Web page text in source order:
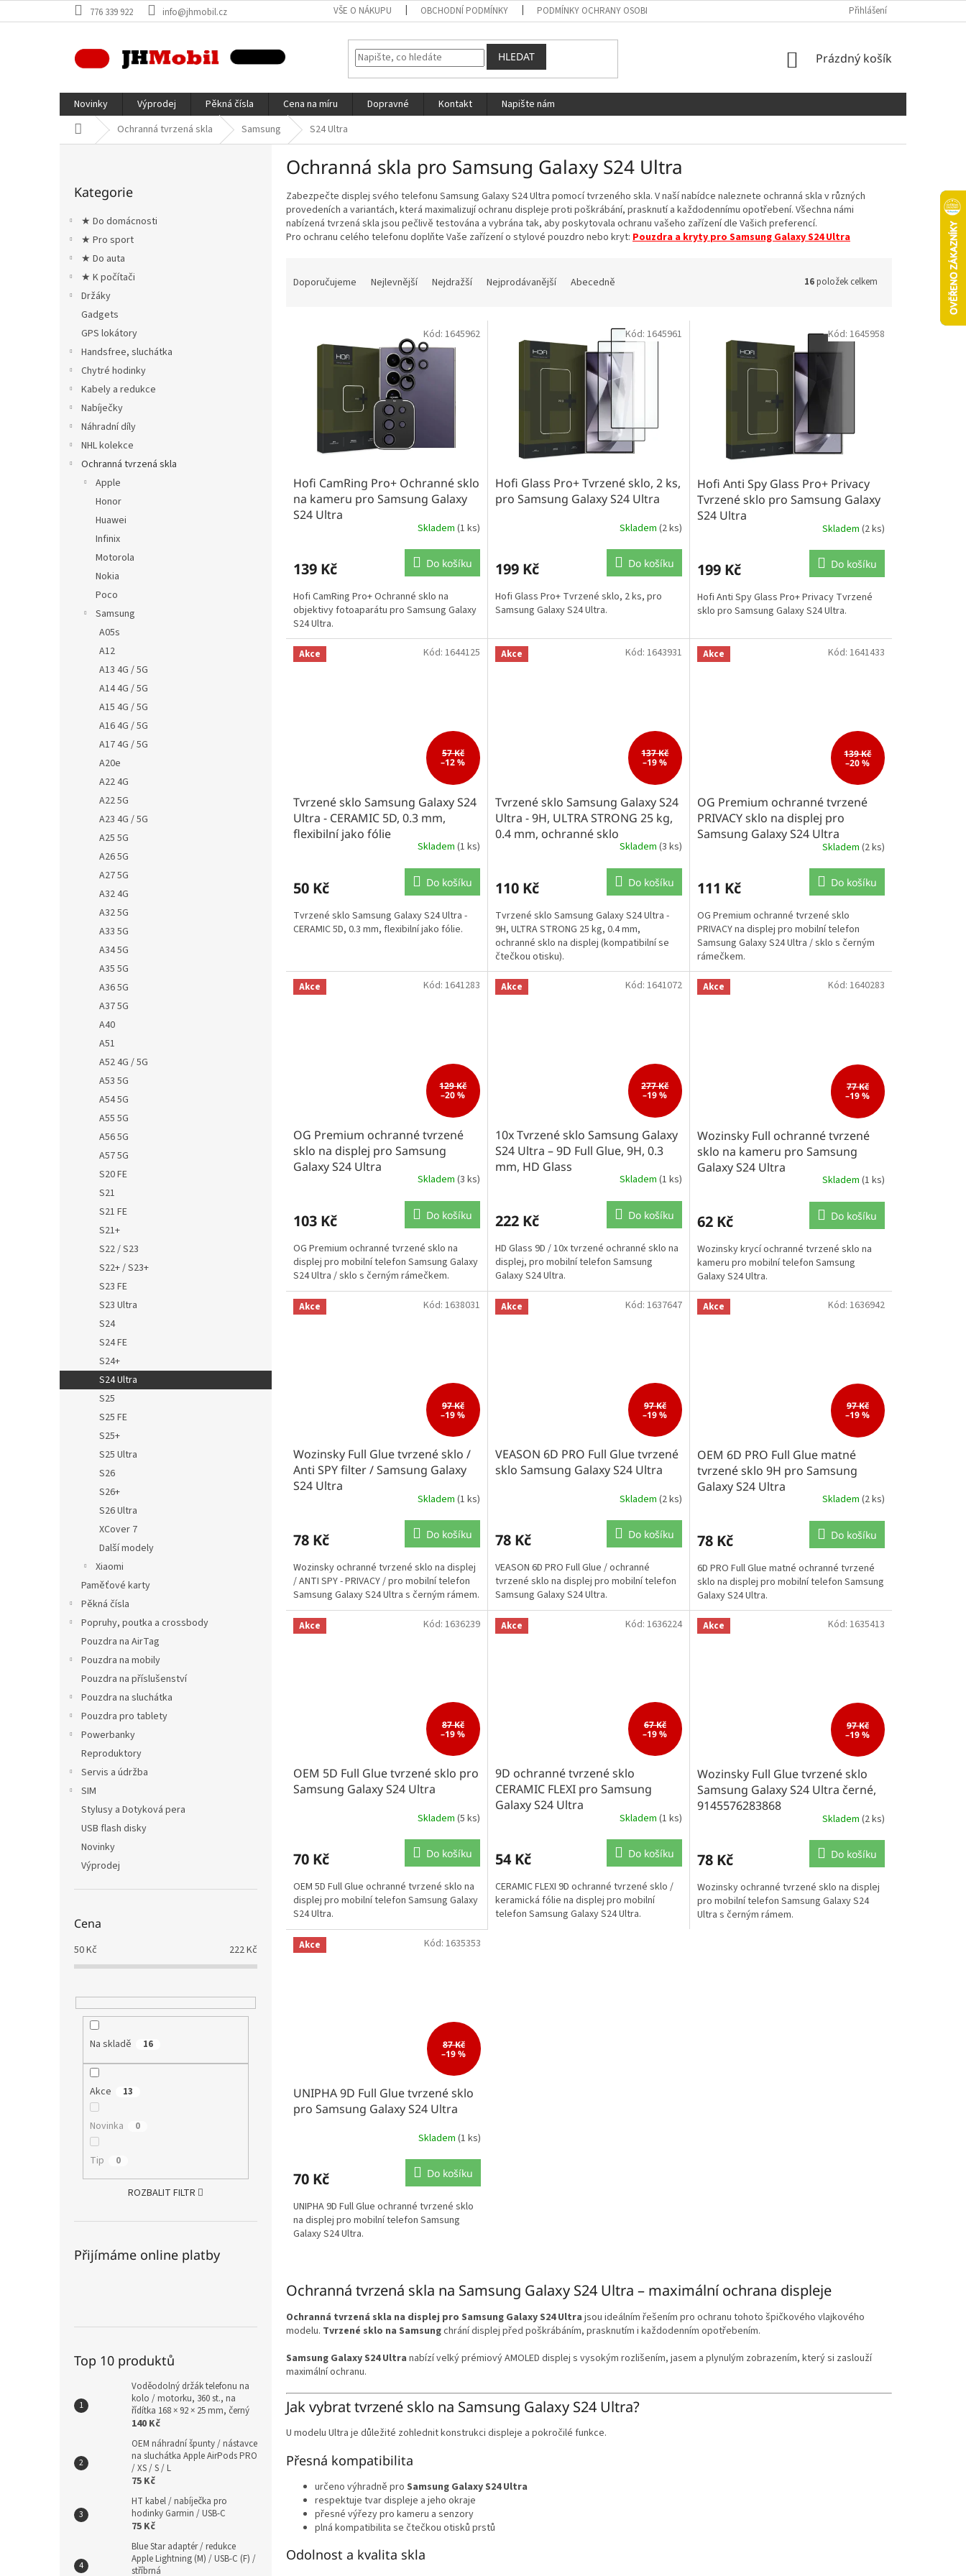
na
776 339 922 info@jhmobil.cz VŠE O NÁKUPU OBCHODNÍ PODMÍNKY PODMÍNKY OCHRANY OSOBNÍCH ÚDAJŮ Přihlášení
HLEDAT
NÁKUPNÍ
Prázdný košík
Novinky Výprodej Pěkná čísla Cena na míru Dopravné Kontakt
Napište nám
Domů Ochranná tvrzená skla Samsung S24 Ultra
kategorie
Kategorie
★ Do domácnosti
★ Pro sport
★ Do auta
★ K počítači
Držáky
Gadgets
GPS lokátory
Handsfree, sluchátka
Chytré hodinky
Kabely a redukce
Nabíječky
Náhradní díly
NHL kolekce
Ochranná tvrzená skla
Apple
Honor
Huawei
Infinix
Motorola
Nokia
Poco
Samsung
A05s
A12
A13 4G / 5G
A14 4G / 5G
A15 4G / 5G
A16 4G / 5G
A17 4G / 5G
A20e
A22 4G
A22 5G
A23 4G / 5G
A25 5G
A26 5G
A27 5G
A32 4G
A32 5G
A33 5G
A34 5G
A35 5G
A36 5G
A37 5G
A40
A51
A52 4G / 5G
A53 5G
A54 5G
A55 5G
A56 5G
A57 5G
S20 FE
S21
S21 FE
S21+
S22 / S23
S22+ / S23+
S23 FE
S23 Ultra
S24
S24 FE
S24+
S24 Ultra
S25
S25 FE
S25+
S25 Ultra
S26
S26+
S26 Ultra
XCover 7
Další modely
Xiaomi
Paměťové karty
Pěkná čísla
Popruhy, poutka a crossbody
Pouzdra na AirTag
Pouzdra na mobily
Pouzdra na příslušenství
Pouzdra na sluchátka
Pouzdra pro tablety
Powerbanky
Reproduktory
Servis a údržba
SIM
Stylusy a Dotyková pera
USB flash disky
Novinky
Výprodej
Cena
50Kč 222Kč
Na skladě 16
Akce 13
Novinka 0
Tip 0
ROZBALIT FILTR
Přijímáme online platby
Top 10 produktů
Voděodolný držák telefonu na
kolo / motorku, 360 st., na
řídítka 168 × 92 × 25 mm, černý
140 Kč
OEM náhradní špunty / nástavce
na sluchátka Apple AirPods PRO
/ XS / S / L
75 Kč
HT kabel / nabíječka pro
hodinky Garmin / USB-C
75 Kč
Blue Star adaptér / redukce
Apple Lightning (M) / USB-C (F) /
stříbrná
Ochranná skla pro Samsung Galaxy S24 Ultra
Zabezpečte displej svého telefonu Samsung Galaxy S24 Ultra pomocí tvrzeného skla. V naší nabídce naleznete ochranná skla v různých
provedeních a variantách, která maximalizují ochranu displeje proti poškrábání, prasknutí a každodennímu opotřebení. Všechna námi
nabízená tvrzená skla jsou pečlivě testována a vybrána tak, aby poskytovala ochranu vašeho zařízení dle Vašich preferencí.
Pro ochranu celého telefonu doplňte Vaše zařízení o stylové pouzdro nebo kryt: Pouzdra a kryty pro Samsung Galaxy S24 Ultra
Doporučujeme Nejlevnější Nejdražší Nejprodávanější Abecedně 16položek celkem
ů
Hofi CamRing Pro+ Ochranné sklo
na kameru pro Samsung Galaxy
S24 Ultra
Skladem (1 ks)
139 Kč Do košíku
Hofi CamRing Pro+ Ochranné sklo na
objektivy fotoaparátu pro Samsung Galaxy
S24 Ultra.
Kód: 1645962
Hofi Glass Pro+ Tvrzené sklo, 2 ks,
pro Samsung Galaxy S24 Ultra
Skladem (2 ks)
199 Kč Do košíku
Hofi Glass Pro+ Tvrzené sklo, 2 ks, pro
Samsung Galaxy S24 Ultra.
Kód: 1645961
Hofi Anti Spy Glass Pro+ Privacy
Tvrzené sklo pro Samsung Galaxy
S24 Ultra
Skladem (2 ks)
199 Kč Do košíku
Hofi Anti Spy Glass Pro+ Privacy Tvrzené
sklo pro Samsung Galaxy S24 Ultra.
Kód: 1645958
Akce
57 Kč
–12 %
Tvrzené sklo Samsung Galaxy S24
Ultra - CERAMIC 5D, 0.3 mm,
flexibilní jako fólie
Skladem (1 ks)
50 Kč Do košíku
Tvrzené sklo Samsung Galaxy S24 Ultra -
CERAMIC 5D, 0.3 mm, flexibilní jako fólie.
Kód: 1644125 Akce
137 Kč
–19 %
Tvrzené sklo Samsung Galaxy S24
Ultra - 9H, ULTRA STRONG 25 kg,
0.4 mm, ochranné sklo
Skladem (3 ks)
110 Kč Do košíku
Tvrzené sklo Samsung Galaxy S24 Ultra -
9H, ULTRA STRONG 25 kg, 0.4 mm,
ochranné sklo na displej (kompatibilní se
čtečkou otisku).
Kód: 1643931 Akce
139 Kč
–20 %
OG Premium ochranné tvrzené
PRIVACY sklo na displej pro
Samsung Galaxy S24 Ultra
Skladem (2 ks)
111 Kč Do košíku
OG Premium ochranné tvrzené sklo
PRIVACY na displej pro mobilní telefon
Samsung Galaxy S24 Ultra / sklo s černým
rámečkem.
Kód: 1641433
Akce
129 Kč
–20 %
OG Premium ochranné tvrzené
sklo na displej pro Samsung
Galaxy S24 Ultra
Skladem (3 ks)
103 Kč Do košíku
OG Premium ochranné tvrzené sklo na
displej pro mobilní telefon Samsung Galaxy
S24 Ultra / sklo s černým rámečkem.
Kód: 1641283 Akce
277 Kč
–19 %
10x Tvrzené sklo Samsung Galaxy
S24 Ultra – 9D Full Glue, 9H, 0.3
mm, HD Glass
Skladem (1 ks)
222 Kč Do košíku
HD Glass 9D / 10x tvrzené ochranné sklo na
displej, pro mobilní telefon Samsung
Galaxy S24 Ultra.
Kód: 1641072 Akce
77 Kč
–19 %
Wozinsky Full ochranné tvrzené
sklo na kameru pro Samsung
Galaxy S24 Ultra
Skladem (1 ks)
62 Kč Do košíku
Wozinsky krycí ochranné tvrzené sklo na
kameru pro mobilní telefon Samsung
Galaxy S24 Ultra.
Kód: 1640283
Akce
97 Kč
–19 %
Wozinsky Full Glue tvrzené sklo /
Anti SPY filter / Samsung Galaxy
S24 Ultra
Skladem (1 ks)
78 Kč Do košíku
Wozinsky ochranné tvrzené sklo na displej
/ ANTI SPY - PRIVACY / pro mobilní telefon
Samsung Galaxy S24 Ultra s černým rámem.
Kód: 1638031 Akce
97 Kč
–19 %
VEASON 6D PRO Full Glue tvrzené
sklo Samsung Galaxy S24 Ultra
Skladem (2 ks)
78 Kč Do košíku
VEASON 6D PRO Full Glue / ochranné
tvrzené sklo na displej pro mobilní telefon
Samsung Galaxy S24 Ultra.
Kód: 1637647 Akce
97 Kč
–19 %
OEM 6D PRO Full Glue matné
tvrzené sklo 9H pro Samsung
Galaxy S24 Ultra
Skladem (2 ks)
78 Kč Do košíku
6D PRO Full Glue matné ochranné tvrzené
sklo na displej pro mobilní telefon Samsung
Galaxy S24 Ultra.
Kód: 1636942
Akce
87 Kč
–19 %
OEM 5D Full Glue tvrzené sklo pro
Samsung Galaxy S24 Ultra
Skladem (5 ks)
70 Kč Do košíku
OEM 5D Full Glue ochranné tvrzené sklo na
displej pro mobilní telefon Samsung Galaxy
S24 Ultra.
Kód: 1636239 Akce
67 Kč
–19 %
9D ochranné tvrzené sklo
CERAMIC FLEXI pro Samsung
Galaxy S24 Ultra
Skladem (1 ks)
54 Kč Do košíku
CERAMIC FLEXI 9D ochranné tvrzené sklo /
keramická fólie na displej pro mobilní
telefon Samsung Galaxy S24 Ultra.
Kód: 1636224 Akce
97 Kč
–19 %
Wozinsky Full Glue tvrzené sklo
Samsung Galaxy S24 Ultra černé,
9145576283868
Skladem (2 ks)
78 Kč Do košíku
Wozinsky ochranné tvrzené sklo na displej
pro mobilní telefon Samsung Galaxy S24
Ultra s černým rámem.
Kód: 1635413
Akce
87 Kč
–19 %
UNIPHA 9D Full Glue tvrzené sklo
pro Samsung Galaxy S24 Ultra
Skladem (1 ks)
70 Kč Do košíku
UNIPHA 9D Full Glue ochranné tvrzené sklo
na displej pro mobilní telefon Samsung
Galaxy S24 Ultra.
Kód: 1635353
l
d
a
í
r
v
k
y
Ochranná tvrzená skla na Samsung Galaxy S24 Ultra – maximální ochrana displeje
Ochranná tvrzená skla na displej pro Samsung Galaxy S24 Ultra jsou ideálním řešením pro ochranu tohoto špičkového vlajkového
modelu. Tvrzené sklo na Samsungchrání displej před poškrábáním, prasknutím i každodenním opotřebením.
Samsung Galaxy S24 Ultra nabízí velký prémiový AMOLED displej s vysokým rozlišením, jasem a plynulým zobrazením, který si zaslouží
maximální ochranu.
Jak vybrat tvrzené sklo na Samsung Galaxy S24 Ultra?
U modelu Ultra je důležité zohlednit konstrukci displeje a pokročilé funkce.
Přesná kompatibilita
určeno výhradně pro Samsung Galaxy S24 Ultra
respektuje tvar displeje a jeho okraje
přesné výřezy pro kameru a senzory
plná kompatibilita se čtečkou otisků prstů
Odolnost a kvalita skla